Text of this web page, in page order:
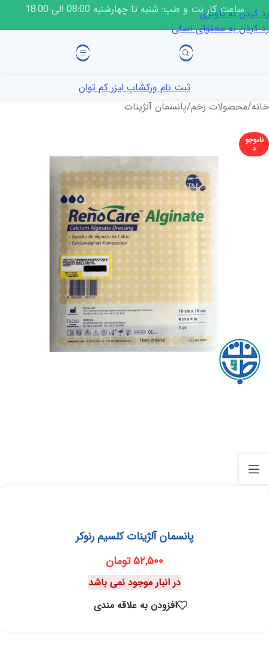
رد کردن به ناوبری
رد کردن به محتوای اصلی
ساعت کار نت و طب: شنبه تا چهارشنبه 08:00 الی 18:00
ثبت نام ورکشاپ لیزر کم توان
خانه/محصولات زخم/پانسمان آلژینات
ناموجو
د
پانسمان آلژینات کلسیم رنوکر
۵۲,۵۰۰ تومان
در انبار موجود نمی باشد
افزودن به علاقه مندی